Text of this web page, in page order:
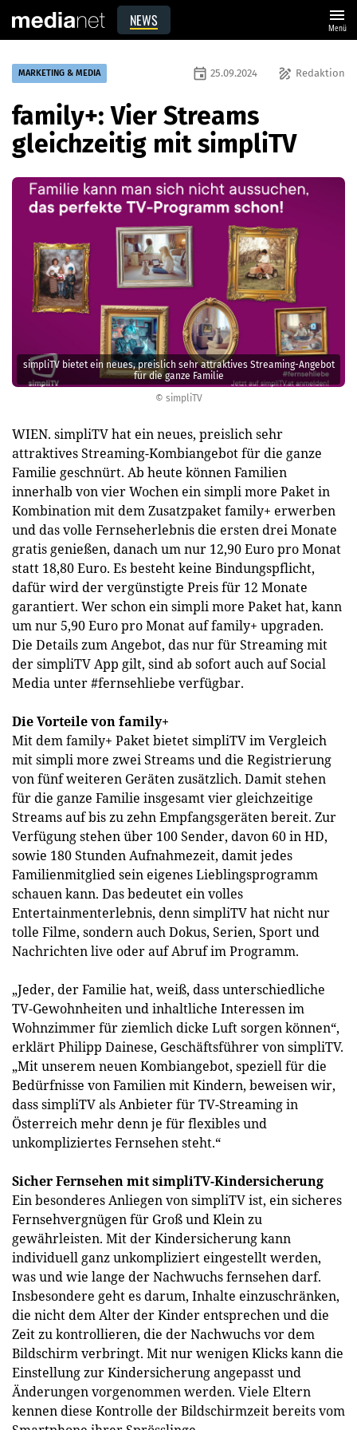
NEWS menu
Menü
© simpliTV
simpliTV bietet ein neues, preislich sehr attraktives Streaming-Angebot
für die ganze Familie
MARKETING & MEDIA draw Redaktion
event 25.09.2024
family+: Vier Streams
gleichzeitig mit simpliTV
WIEN. simpliTV hat ein neues, preislich sehr
attraktives Streaming-Kombiangebot für die ganze
Familie geschnürt. Ab heute können Familien
innerhalb von vier Wochen ein simpli more Paket in
Kombination mit dem Zusatzpaket family+ erwerben
und das volle Fernseherlebnis die ersten drei Monate
gratis genießen, danach um nur 12,90 Euro pro Monat
statt 18,80 Euro. Es besteht keine Bindungspflicht,
dafür wird der vergünstigte Preis für 12 Monate
garantiert. Wer schon ein simpli more Paket hat, kann
um nur 5,90 Euro pro Monat auf family+ upgraden.
Die Details zum Angebot, das nur für Streaming mit
der simpliTV App gilt, sind ab sofort auch auf Social
Media unter #fernsehliebe verfügbar.
Die Vorteile von family+
Mit dem family+ Paket bietet simpliTV im Vergleich
mit simpli more zwei Streams und die Registrierung
von fünf weiteren Geräten zusätzlich. Damit stehen
für die ganze Familie insgesamt vier gleichzeitige
Streams auf bis zu zehn Empfangsgeräten bereit. Zur
Verfügung stehen über 100 Sender, davon 60 in HD,
sowie 180 Stunden Aufnahmezeit, damit jedes
Familienmitglied sein eigenes Lieblingsprogramm
schauen kann. Das bedeutet ein volles
Entertainmenterlebnis, denn simpliTV hat nicht nur
tolle Filme, sondern auch Dokus, Serien, Sport und
Nachrichten live oder auf Abruf im Programm.
„Jeder, der Familie hat, weiß, dass unterschiedliche
TV-Gewohnheiten und inhaltliche Interessen im
Wohnzimmer für ziemlich dicke Luft sorgen können“,
erklärt Philipp Dainese, Geschäftsführer von simpliTV.
„Mit unserem neuen Kombiangebot, speziell für die
Bedürfnisse von Familien mit Kindern, beweisen wir,
dass simpliTV als Anbieter für TV-Streaming in
Österreich mehr denn je für flexibles und
unkompliziertes Fernsehen steht.“
Sicher Fernsehen mit simpliTV-Kindersicherung
Ein besonderes Anliegen von simpliTV ist, ein sicheres
Fernsehvergnügen für Groß und Klein zu
gewährleisten. Mit der Kindersicherung kann
individuell ganz unkompliziert eingestellt werden,
was und wie lange der Nachwuchs fernsehen darf.
Insbesondere geht es darum, Inhalte einzuschränken,
die nicht dem Alter der Kinder entsprechen und die
Zeit zu kontrollieren, die der Nachwuchs vor dem
Bildschirm verbringt. Mit nur wenigen Klicks kann die
Einstellung zur Kindersicherung angepasst und
Änderungen vorgenommen werden. Viele Eltern
kennen diese Kontrolle der Bildschirmzeit bereits vom